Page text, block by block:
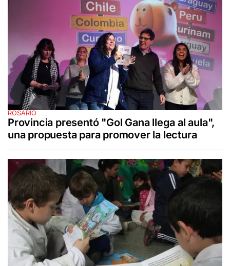
ROSARIO
Provincia presentó "Gol Gana llega al aula",
una propuesta para promover la lectura